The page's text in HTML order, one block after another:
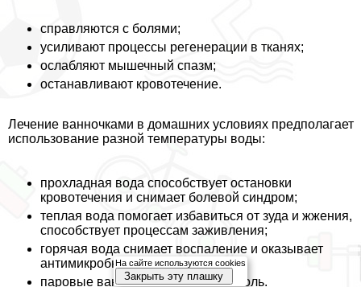
справляются с болями;
усиливают процессы регенерации в тканях;
ослабляют мышечный спазм;
останавливают кровотечение.
Лечение ванночками в домашних условиях предполагает
использование разной температуры воды:
прохладная вода способствует остановки
кровотечения и снимает болевой синдром;
теплая вода помогает избавиться от зуда и жжения,
способствует процессам заживления;
горячая вода снимает воспаление и оказывает
антимикробное действие;
паровые ванны помогают снять боль.
На сайте используются cookies
Закрыть эту плашку